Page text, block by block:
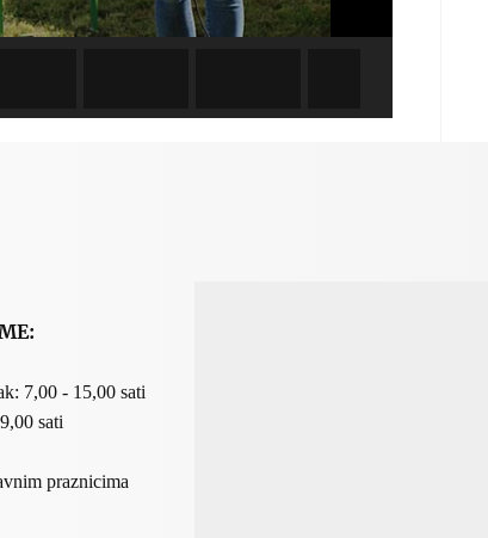
7,00 - 15,00 sati
sati
praznicima